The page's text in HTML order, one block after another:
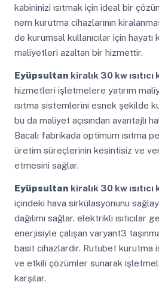
kabininizi ısıtmak için ideal bir
nem kurutma cihazlarının
de kurumsal kullanıcılar için hayatı
maliyetleri azaltan bir hizmettir.
Eyüpsultan kiralık 30 kw
hizmetleri işletmelere yatırım
ısıtma sistemlerini esnek şekilde
bu da maliyet açısından avantajlı
Bacalı fabrikada optimum ısıtma
üretim süreçlerinin kesintisiz ve
etmesini sağlar.
Eyüpsultan kiralık 30 kw
içindeki hava sirkülasyonunu
dağılımı sağlar. elektrikli ısıtıcılar
enerjisiyle çalışan varyant3
basit cihazlardır. Rutubet kurutma
ve etkili çözümler sunarak
karşılar.